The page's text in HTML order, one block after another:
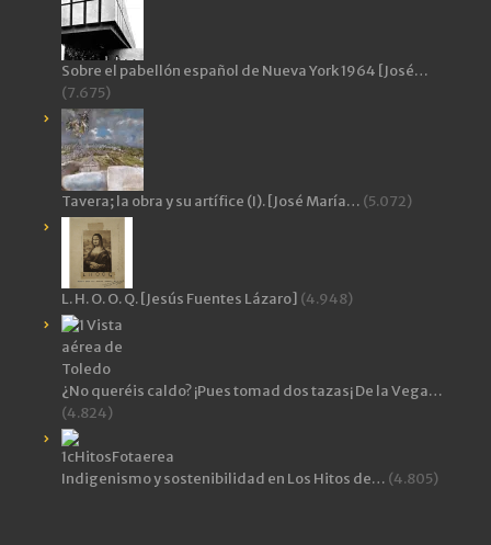
Sobre el pabellón español de Nueva York 1964 [José…
(7.675)
Tavera; la obra y su artífice (I). [José María… (5.072)
L. H. O. O. Q. [Jesús Fuentes Lázaro] (4.948)
¿No queréis caldo? ¡Pues tomad dos tazas¡ De la Vega…
(4.824)
Indigenismo y sostenibilidad en Los Hitos de… (4.805)